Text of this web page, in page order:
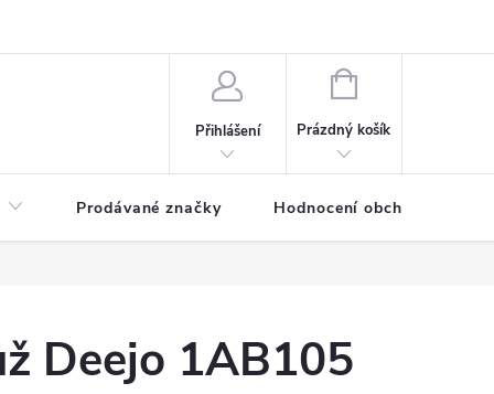
Přihlášení
NÁKUPNÍ
Prázdný košík
Prodávané značky Hodnocení obchodu
Deejo 1AB105